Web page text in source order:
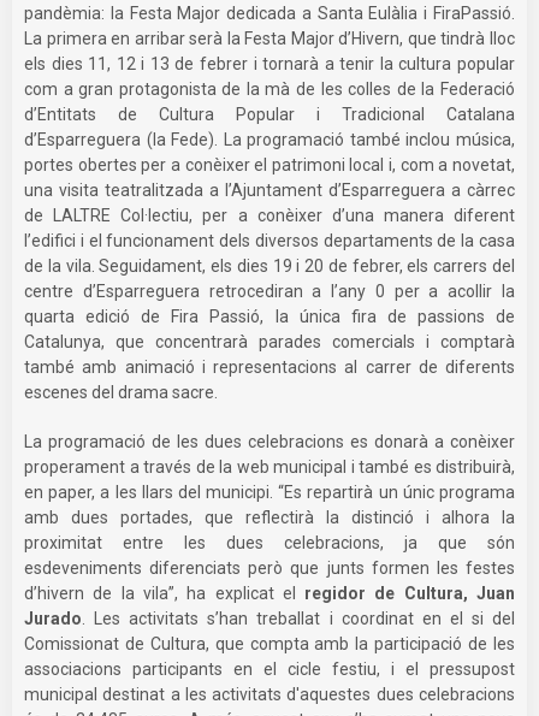
pandèmia: la Festa Major dedicada a Santa Eulàlia i FiraPassió.
La primera en arribar serà la Festa Major d’Hivern, que tindrà lloc
els dies 11, 12 i 13 de febrer i tornarà a tenir la cultura popular
com a gran protagonista de la mà de les colles de la Federació
d’Entitats de Cultura Popular i Tradicional Catalana
d’Esparreguera (la Fede). La programació també inclou música,
portes obertes per a conèixer el patrimoni local i, com a novetat,
una visita teatralitzada a l’Ajuntament d’Esparreguera a càrrec
de LALTRE Col·lectiu, per a conèixer d’una manera diferent
l’edifici i el funcionament dels diversos departaments de la casa
de la vila. Seguidament, els dies 19 i 20 de febrer, els carrers del
centre d’Esparreguera retrocediran a l’any 0 per a acollir la
quarta edició de Fira Passió, la única fira de passions de
Catalunya, que concentrarà parades comercials i comptarà
també amb animació i representacions al carrer de diferents
escenes del drama sacre.
La programació de les dues celebracions es donarà a conèixer
properament a través de la web municipal i també es distribuirà,
en paper, a les llars del municipi. “Es repartirà un únic programa
amb dues portades, que reflectirà la distinció i alhora la
proximitat entre les dues celebracions, ja que són
esdeveniments diferenciats però que junts formen les festes
d’hivern de la vila”, ha explicat el regidor de Cultura, Juan
Jurado . Les activitats s’han treballat i coordinat en el si del
Comissionat de Cultura, que compta amb la participació de les
associacions participants en el cicle festiu, i el pressupost
municipal destinat a les activitats d'aquestes dues celebracions